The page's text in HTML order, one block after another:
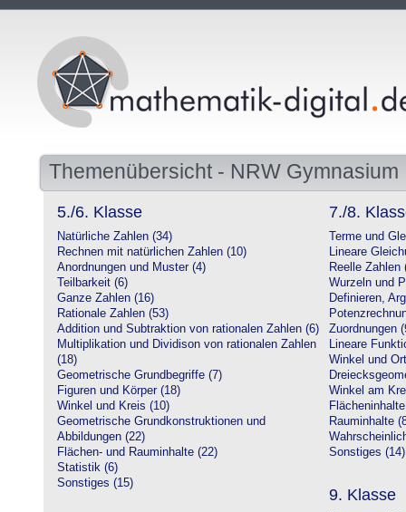
Themenübersicht - NRW Gymnasium
5./6. Klasse
Natürliche Zahlen (34)
Rechnen mit natürlichen Zahlen (10)
Anordnungen und Muster (4)
Teilbarkeit (6)
Ganze Zahlen (16)
Rationale Zahlen (53)
Addition und Subtraktion von rationalen Zahlen (6)
Multiplikation und Dividison von rationalen Zahlen
(18)
Geometrische Grundbegriffe (7)
Figuren und Körper (18)
Winkel und Kreis (10)
Geometrische Grundkonstruktionen und
Abbildungen (22)
Flächen- und Rauminhalte (22)
Statistik (6)
Sonstiges (15)
7./8.
Terme und
Lineare
Reelle Zahlen
Wurzeln und
Definieren,
Zuordnungen
Lineare
Winkel und
Winkel am
Rauminhalte
Sonstiges (14)
9. Klasse